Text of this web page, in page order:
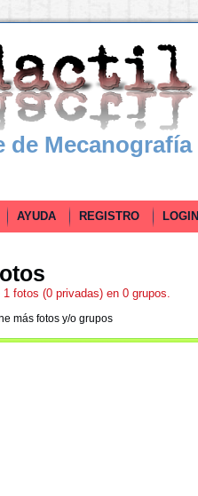
de Mecanografía
AYUDA REGISTRO LOGIN
fotos (0 privadas) en 0 grupos.
más fotos y/o grupos